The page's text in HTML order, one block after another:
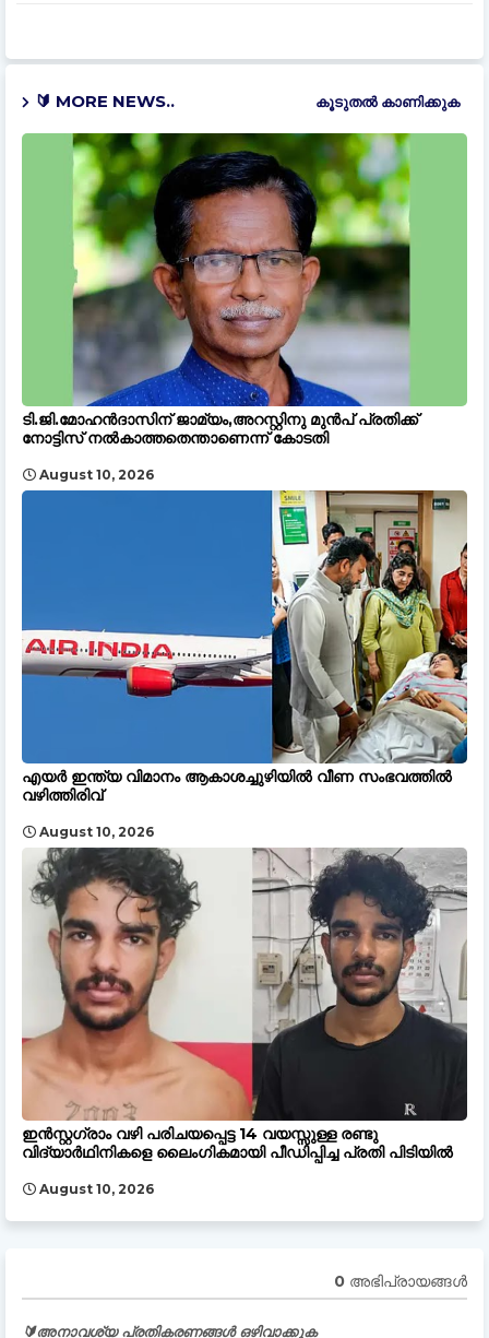
🔰 MORE NEWS.. കൂടുതൽ‍ കാണിക്കുക
ടി.ജി.മോഹൻദാസിന് ജാമ്യം,അറസ്റ്റിനു മുൻപ് പ്രതിക്ക്
നോട്ടിസ് നൽകാത്തതെന്താണെന്ന് കോടതി
August 10, 2026
എയർ ഇന്ത്യ വിമാനം ആകാശച്ചുഴിയിൽ വീണ സംഭവത്തിൽ
വഴിത്തിരിവ്
August 10, 2026
ഇൻസ്റ്റഗ്രാം വഴി പരിചയപ്പെട്ട 14 വയസ്സുള്ള രണ്ടു
വിദ്യാർഥിനികളെ ലൈംഗികമായി പീഡിപ്പിച്ച പ്രതി പിടിയിൽ
August 10, 2026
0 അഭിപ്രായങ്ങള്‍
🔰അനാവശ്യ പ്രതികരണങ്ങൾ ഒഴിവാക്കുക